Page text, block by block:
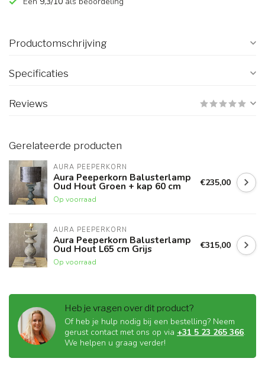
Productomschrijving
Specificaties
Reviews
Gerelateerde producten
AURA PEEPERKORN
Aura Peeperkorn Balusterlamp
Oud Hout Groen + kap 60 cm
Op voorraad
€235,00
AURA PEEPERKORN
Aura Peeperkorn Balusterlamp
Oud Hout L65 cm Grijs
Op voorraad
€315,00
Heb je vragen over dit product?
Of heb je hulp nodig bij een bestelling? Neem
gerust contact met ons op via +31 5 23 265 366.
We helpen u graag verder!